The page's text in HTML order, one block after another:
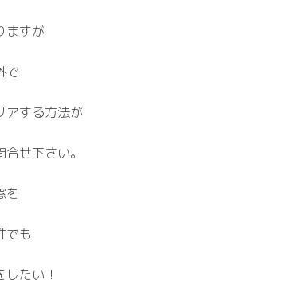
ますが
で
アする方法が
せ下さい。
を
でも
たい！